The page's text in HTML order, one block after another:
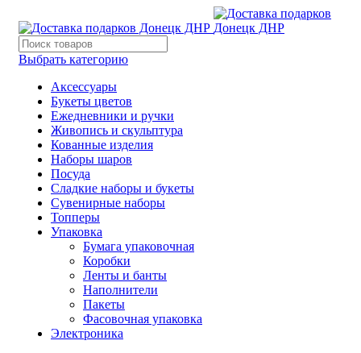
Выбрать категорию
Аксессуары
Букеты цветов
Ежедневники и ручки
Живопись и скульптура
Кованные изделия
Наборы шаров
Посуда
Сладкие наборы и букеты
Сувенирные наборы
Топперы
Упаковка
Бумага упаковочная
Коробки
Ленты и банты
Наполнители
Пакеты
Фасовочная упаковка
Электроника